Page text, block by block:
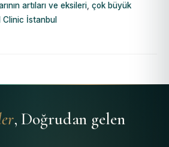
artıları ve eksileri çok büyük
Clinic İstanbul
, Doğrudan gelen